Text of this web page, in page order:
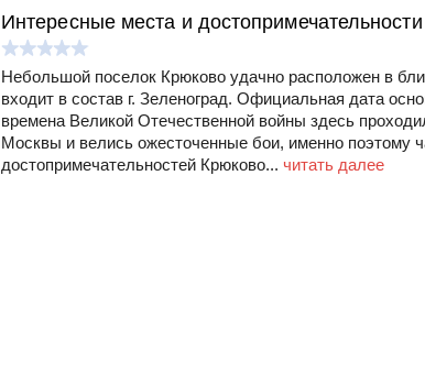
Интересные места и
Небольшой поселок Крюково удачно расположен в
входит в состав г. Зеленоград. Официальная дата
времена Великой Отечественной войны здесь
Москвы и велись ожесточенные бои, именно поэтому
достопримечательностей Крюково... читать далее